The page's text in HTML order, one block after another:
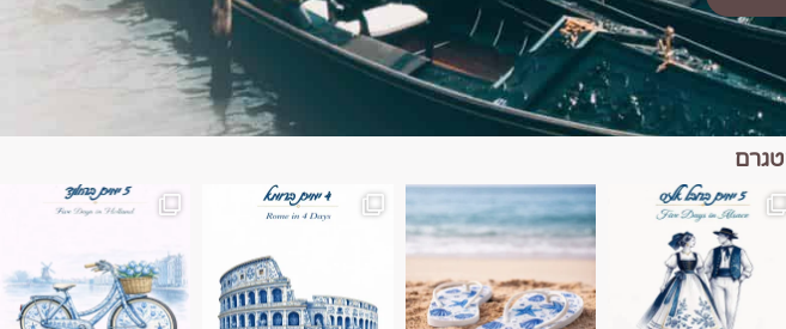
פשוט יותר. החול, הי
בעולם שמרגישות כמו מסע בזמן. רומא היא אחתInstagram post 18087423191462101